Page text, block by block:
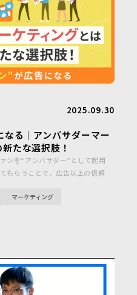
2025.09.30
る｜アンバサダーマー
たな選択肢！
ンを“アンバサダー”として起用
もらうことで、広告以上の信頼や
事例も紹介します。
マーケティング